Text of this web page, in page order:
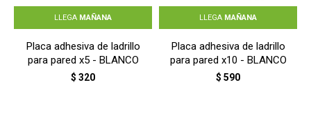
LLEGA MAÑANA
Placa adhesiva de ladrillo
para pared x5 - BLANCO
$ 320
LLEGA MAÑANA
Placa adhesiva de ladrillo
para pared x10 - BLANCO
$ 590